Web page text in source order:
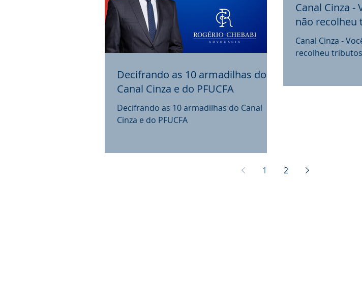
Decifrando as 10 armadilhas do
Canal Cinza e do PFUCFA
Decifrando as 10 armadilhas do Canal
Cinza e do PFUCFA
Canal Cinza -
não recolheu
Canal Cinza - Você "caiu"
recolheu
1 2